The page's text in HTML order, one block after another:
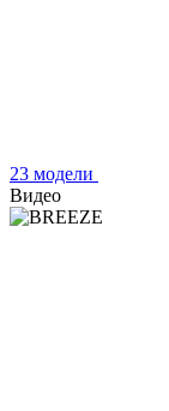
23 модели
Видео